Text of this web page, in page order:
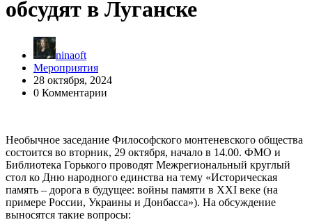
обсудят в Луганске
ninaoft
Мероприятия
28 октября, 2024
0 Комментарии
Необычное заседание Философского монтеневского общества
состоится во вторник, 29 октября, начало в 14.00. ФМО и
Библиотека Горького проводят Межрегиональный круглый
стол ко Дню народного единства на тему «Историческая
память – дорога в будущее: войны памяти в XXI веке (на
примере России, Украины и Донбасса»). На обсуждение
выносятся такие вопросы: